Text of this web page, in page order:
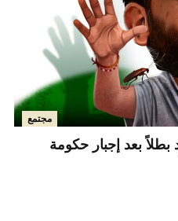
مجتمع
بعد إجبار حكومة